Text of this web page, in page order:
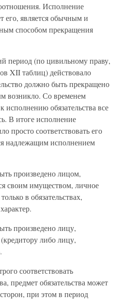
Исполнение
его, является обычным и
способом прекращения
период (по цивильному праву,
XII таблиц) действовало
должно быть прекращено
возникло. Со временем
исполнению обязательства все
В итоге исполнение
просто соответствовать его
надлежащим исполнением
произведено лицом,
своим имуществом, личное
в обязательствах,
произведено лицу,
либо лицу,
соответствовать
предмет обязательства может
при этом в период